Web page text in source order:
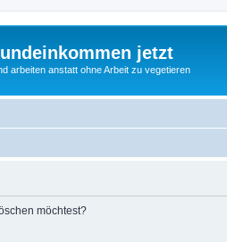
jetzt
arbeiten anstatt ohne Arbeit zu vegetieren
möchtest?